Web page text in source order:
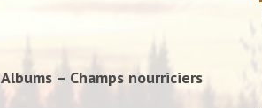
Albums – Champs nourriciers